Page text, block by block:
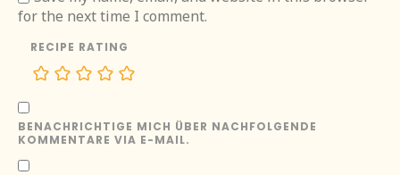
for the next time I comment.
RECIPE RATING
BENACHRICHTIGE MICH ÜBER NACHFOLGENDE
KOMMENTARE VIA E-MAIL.